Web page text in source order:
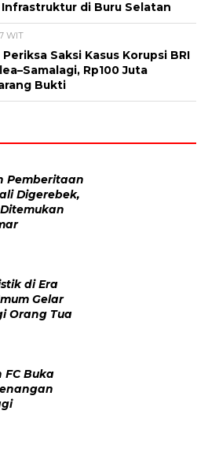
di Buru Selatan
WIT
Saksi Kasus Korupsi BRI
Rp100 Juta
Bukti
Pemberitaan
Digerebek,
di Era
Gelar
Orang Tua
FC Buka